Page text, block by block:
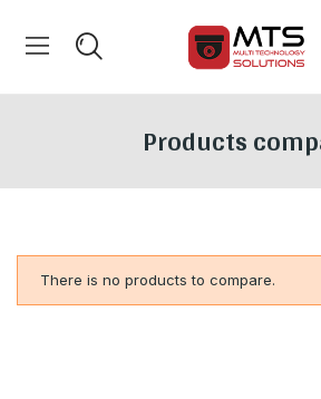
Products
There is no products to compare.